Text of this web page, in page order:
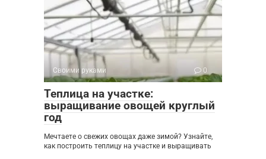
Своими руками 0
Теплица на участке:
выращивание овощей круглый
год
Мечтаете о свежих овощах даже зимой? Узнайте,
как построить теплицу на участке и выращивать